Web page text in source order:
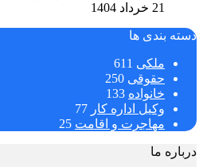
21 خرداد 1404
دسته بندی ها
ملکی 611
حقوقی 250
خانواده 133
وکیل اداره کار 77
مهاجرت و اقامت 25
درباره ما